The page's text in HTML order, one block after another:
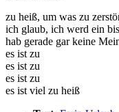
zu heiß, um was zu
ich glaub, ich werd ein
hab gerade gar keine
es ist zu
es ist zu
es ist zu
es ist viel zu heiß